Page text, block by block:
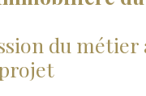
du métier